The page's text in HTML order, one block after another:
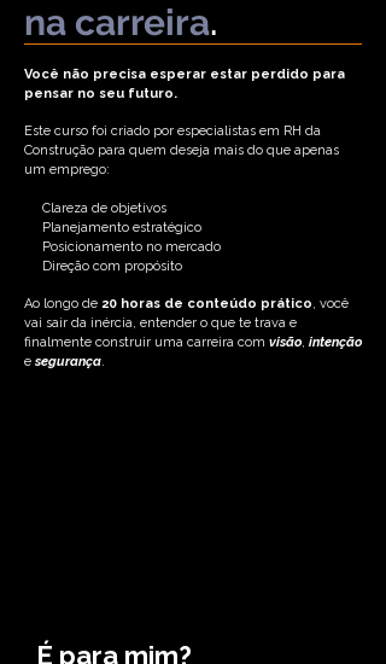
na carreira.
Você não precisa esperar estar perdido para
pensar no seu futuro.
Este curso foi criado por especialistas em RH da
Construção para quem deseja mais do que apenas
um emprego:
Clareza de objetivos
Planejamento estratégico
Posicionamento no mercado
Direção com propósito
Ao longo de 20 horas de conteúdo prático, você
vai sair da inércia, entender o que te trava e
finalmente construir uma carreira com visão, intenção
e segurança.
É para mim?